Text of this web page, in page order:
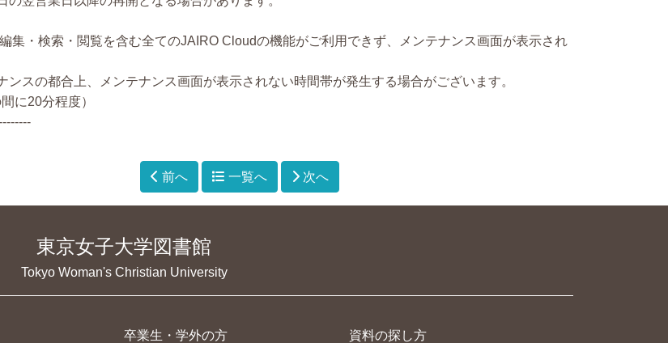
集・検索・閲覧を含む全てのJAIRO Cloudの機能がご利用できず、メンテナンス画面が表示され
ンスの都合上、メンテナンス画面が表示されない時間帯が発生する場合がございます。
に20分程度）
前へ 一覧へ 次へ
東京女子大学図書館
Tokyo Woman's Christian University
卒業生・学外の方
資料の探し方